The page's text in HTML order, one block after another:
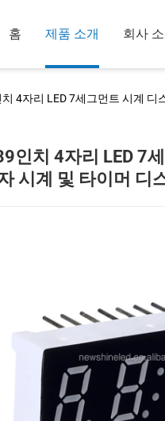
홈 제품 소개 회사
4자리 LED 7세그먼트 시계 디
인치 4자리 LED 7
시계 및 타이머 디